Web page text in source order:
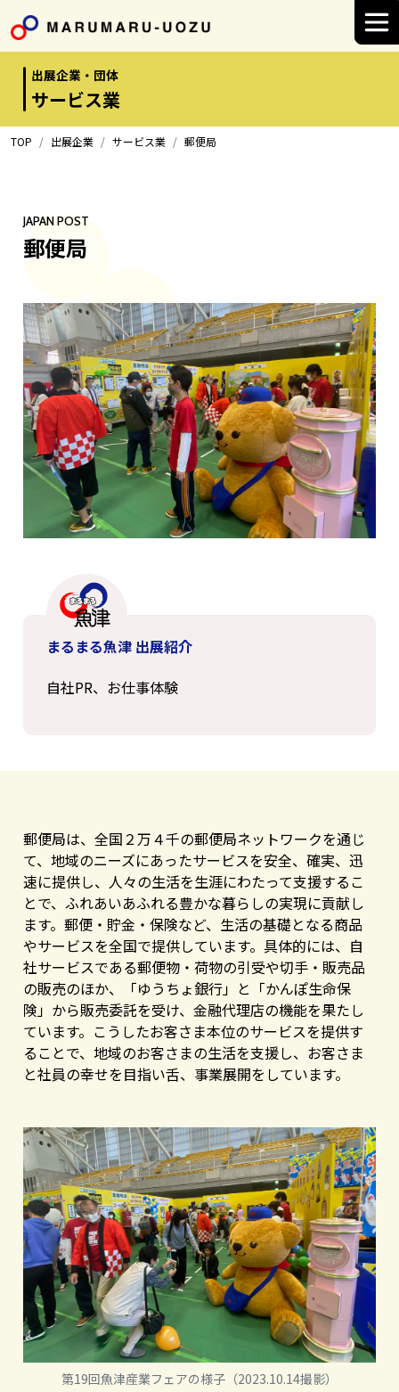
Main Navigation
出展企業・団体
サービス業
TOP 出展企業 サービス業 郵便局
JAPAN POST
郵便局
まるまる魚津 出展紹介
自社PR、お仕事体験
郵便局は、全国２万４千の郵便局ネットワークを通じ
て、地域のニーズにあったサービスを安全、確実、迅
速に提供し、人々の生活を生涯にわたって支援するこ
とで、ふれあいあふれる豊かな暮らしの実現に貢献し
ます。郵便・貯金・保険など、生活の基礎となる商品
やサービスを全国で提供しています。具体的には、自
社サービスである郵便物・荷物の引受や切手・販売品
の販売のほか、「ゆうちょ銀行」と「かんぽ生命保
険」から販売委託を受け、金融代理店の機能を果たし
ています。こうしたお客さま本位のサービスを提供す
ることで、地域のお客さまの生活を支援し、お客さま
と社員の幸せを目指い舌、事業展開をしています。
第19回魚津産業フェアの様子（2023.10.14撮影）